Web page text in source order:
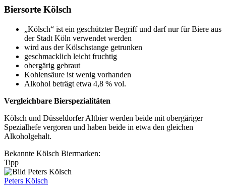
Biersorte Kölsch
„Kölsch“ ist ein geschützter Begriff und darf nur für Biere aus
der Stadt Köln verwendet werden
wird aus der Kölschstange getrunken
geschmacklich leicht fruchtig
obergärig gebraut
Kohlensäure ist wenig vorhanden
Alkohol beträgt etwa 4,8 % vol.
Vergleichbare Bierspezialitäten
Kölsch und Düsseldorfer Altbier werden beide mit obergäriger
Spezialhefe vergoren und haben beide in etwa den gleichen
Alkoholgehalt.
Bekannte Kölsch Biermarken:
Tipp
Peters Kölsch